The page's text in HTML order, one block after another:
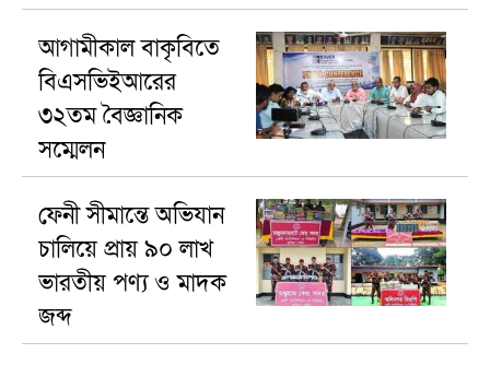
আগামীকাল বাকৃবিতে
বিএসভিইআরের
৩২তম বৈজ্ঞানিক
সম্মেলন
ফেনী সীমান্তে অভিযান
চালিয়ে প্রায় ৯০ লাখ
ভারতীয় পণ্য ও মাদক
জব্দ